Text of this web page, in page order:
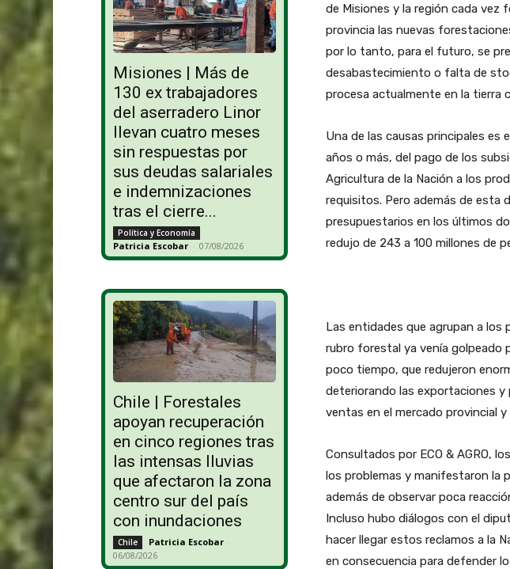
Misiones | Más de
130 ex trabajadores
del aserradero Linor
llevan cuatro meses
sin respuestas por
sus deudas salariales
e indemnizaciones
tras el cierre...
Política y Economía
Patricia Escobar - 07/08/2026
Chile | Forestales
apoyan recuperación
en cinco regiones tras
las intensas lluvias
que afectaron la zona
centro sur del país
con inundaciones
Chile Patricia Escobar -
06/08/2026
de Misiones y la región cada
provincia las nuevas
por lo tanto, para el futuro, se
desabastecimiento o falta de
procesa actualmente en la tierra
Una de las causas principales es
años o más, del pago de los
Agricultura de la Nación a los
requisitos. Pero además de esta
presupuestarios en los últimos
redujo de 243 a 100 millones de
Las entidades que agrupan a
rubro forestal ya venía golpeado
poco tiempo, que redujeron
deteriorando las exportaciones y
ventas en el mercado provincial y
Consultados por ECO & AGRO,
los problemas y manifestaron la
además de observar poca
Incluso hubo diálogos con el
hacer llegar estos reclamos a la
en consecuencia para defender